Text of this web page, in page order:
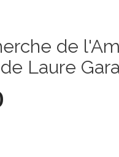
de
Laure